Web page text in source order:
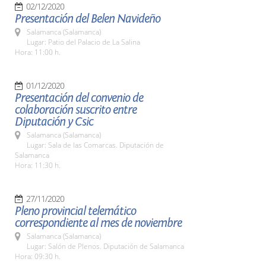
02/12/2020
Presentación del Belen Navideño
Salamanca (Salamanca)
Lugar: Patio del Palacio de La Salina
Hora: 11:00 h.
01/12/2020
Presentación del convenio de
colaboración suscrito entre
Diputación y Csic
Salamanca (Salamanca)
Lugar: Sala de las Comarcas. Diputación de
Salamanca
Hora: 11:30 h.
27/11/2020
Pleno provincial telemático
correspondiente al mes de noviembre
Salamanca (Salamanca)
Lugar: Salón de Plenos. Diputación de Salamanca
Hora: 09:30 h.